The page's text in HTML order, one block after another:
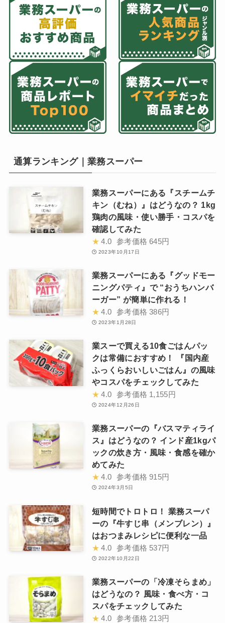
通算ランキング｜業務スーパー
業務スーパーにある『スチームチ
キン（むね）』はどうなの？ 1kg
鶏肉の風味・使い勝手・コスパを
確認してみた
★ 4.0 参考価格 645円
2023年10月17日
業務スーパーにある『グッドモー
ニングパティ』で “おうちハンバ
ーガー” が簡単に作れる！
★ 4.0 参考価格 386円
2023年1月28日
業スーで買える10食ごはんパッ
クは常備におすすめ！ 『国内産
ふっくらおいしいごはん』の風味
やコスパをチェックしてみた
★ 4.0 参考価格 1,155円
2024年12月26日
業務スーパーの『バスマティライ
ス』はどうなの？ インド産1kgパ
ックの炊き方・風味・食感を確か
めてみた
★ 4.0 参考価格 915円
2024年3月5日
短時間でトロトロ！ 業務スーパ
ーの『牛すじ串（メンブレン）』
はおつまみレシピに便利な一品
★ 4.0 参考価格 537円
2022年10月22日
業務スーパーの「冷凍そらまめ」
はどうなの？ 風味・食べ方・コ
スパをチェックしてみた
★ 4.0 参考価格 213円